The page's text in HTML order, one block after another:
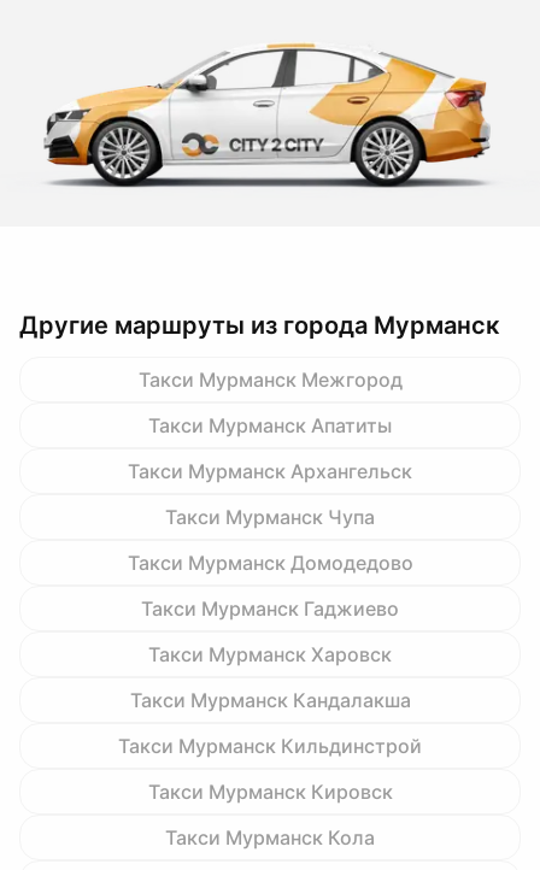
Другие маршруты из города Мурманск
Такси Мурманск Межгород
Такси Мурманск Апатиты
Такси Мурманск Архангельск
Такси Мурманск Чупа
Такси Мурманск Домодедово
Такси Мурманск Гаджиево
Такси Мурманск Харовск
Такси Мурманск Кандалакша
Такси Мурманск Кильдинстрой
Такси Мурманск Кировск
Такси Мурманск Кола